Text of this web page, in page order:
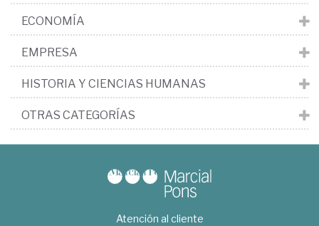
ECONOMÍA
EMPRESA
HISTORIA Y CIENCIAS HUMANAS
OTRAS CATEGORÍAS
Atención al cliente